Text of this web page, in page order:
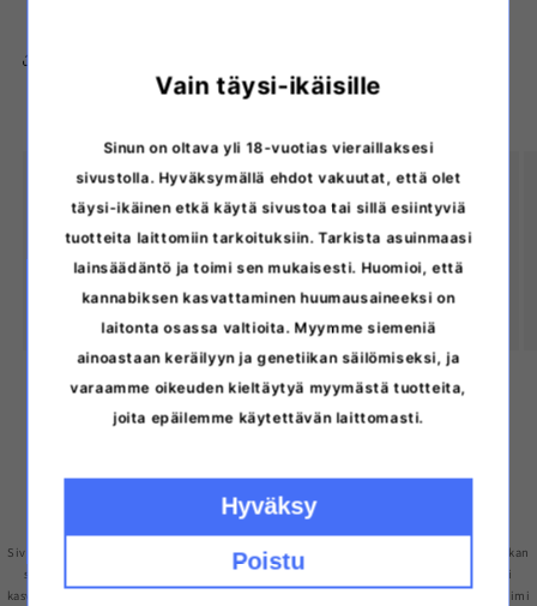
Discreet delivery
The products are always delivered from our
warehouse in an inconspicuous package without our
store's logos.
1/of
3
Sivustollamme myytävät siemenet on tarkoitettu vain keräilytarkoitukseen ja genetiikan
säilömiseen. Jotkut maat saattavat rajoittaa kannabiksen siementen idättämistä tai
kasvattamista huumausaineen tuotantotarkoituksessa. Tarkista asuinvaltiosi lait ja toimi
Vain täysi-ikäisille
Sinun on oltava yli 18-vuotias vieraillaksesi
sivustolla. Hyväksymällä ehdot vakuutat, että olet
täysi-ikäinen etkä käytä sivustoa tai sillä esiintyviä
tuotteita laittomiin tarkoituksiin. Tarkista asuinmaasi
lainsäädäntö ja toimi sen mukaisesti. Huomioi, että
kannabiksen kasvattaminen huumausaineeksi on
laitonta osassa valtioita. Myymme siemeniä
ainoastaan keräilyyn ja genetiikan säilömiseksi, ja
varaamme oikeuden kieltäytyä myymästä tuotteita,
joita epäilemme käytettävän laittomasti.
Hyväksy
Poistu